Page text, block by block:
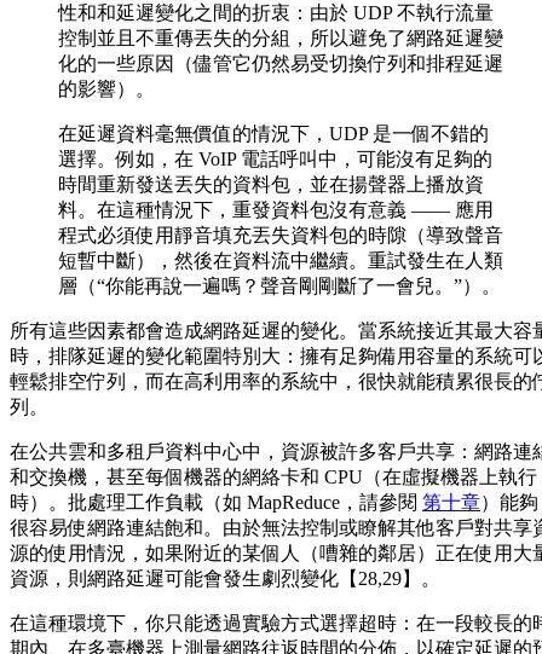
性和和延遲變化之間的折衷：由於 UDP 不執行流量
控制並且不重傳丟失的分組，所以避免了網路延遲變
化的一些原因（儘管它仍然易受切換佇列和排程延遲
的影響）。
在延遲資料毫無價值的情況下，UDP 是一個不錯的
選擇。例如，在 VoIP 電話呼叫中，可能沒有足夠的
時間重新發送丟失的資料包，並在揚聲器上播放資
料。在這種情況下，重發資料包沒有意義 —— 應用
程式必須使用靜音填充丟失資料包的時隙（導致聲音
短暫中斷），然後在資料流中繼續。重試發生在人類
層（“你能再說一遍嗎？聲音剛剛斷了一會兒。”）。
所有這些因素都會造成網路延遲的變化。當系統接近其最大容
時，排隊延遲的變化範圍特別大：擁有足夠備用容量的系統可
輕鬆排空佇列，而在高利用率的系統中，很快就能積累很長的
列。
在公共雲和多租戶資料中心中，資源被許多客戶共享：網路連
和交換機，甚至每個機器的網絡卡和 CPU（在虛擬機器上執行
時）。批處理工作負載（如 MapReduce，請參閱 第十章）能夠
很容易使網路連結飽和。由於無法控制或瞭解其他客戶對共享
源的使用情況，如果附近的某個人（嘈雜的鄰居）正在使用大
資源，則網路延遲可能會發生劇烈變化【28,29】。
在這種環境下，你只能透過實驗方式選擇超時：在一段較長的
期內、在多臺機器上測量網路往返時間的分佈，以確定延遲的